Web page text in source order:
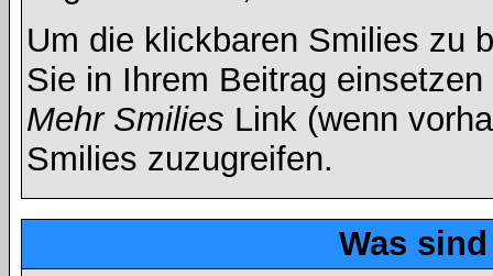
Um die klickbaren Smilies zu
Sie in Ihrem Beitrag
Mehr Smilies Link (wenn
Smilies zuzugreifen.
Was